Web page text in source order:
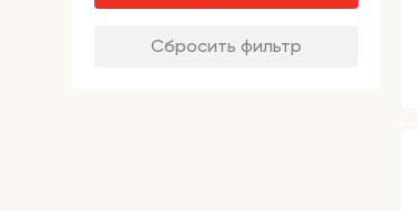
Сбросить фильтр